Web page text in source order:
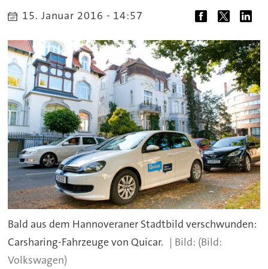
15. Januar 2016 - 14:57
Bald aus dem Hannoveraner Stadtbild verschwunden:
Carsharing-Fahrzeuge von Quicar.
(Bild:
Volkswagen)